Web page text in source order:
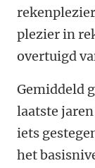
plezier in
overtuigd
Gemiddeld
laatste
iets
het